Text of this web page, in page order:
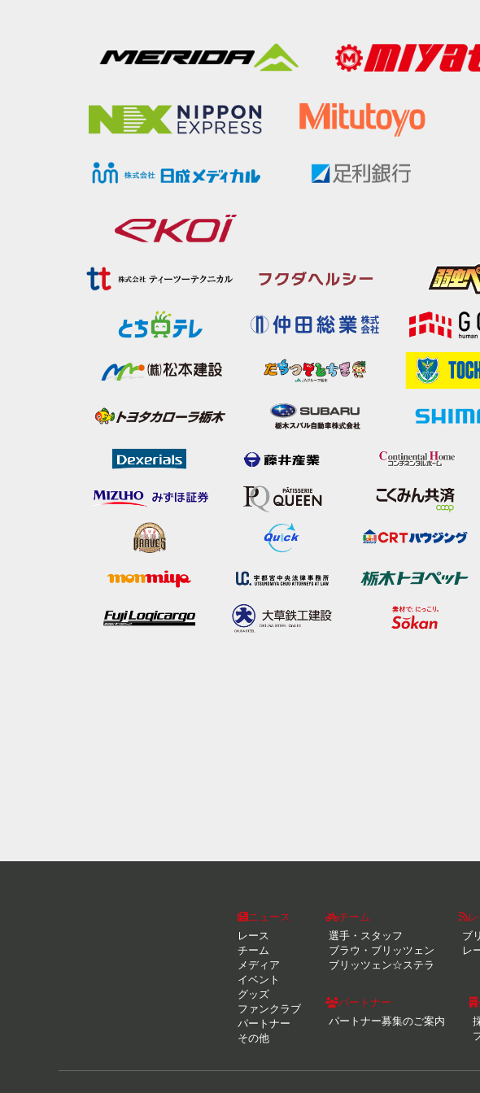
ニュース
レース
チーム
メディア
イベント
グッズ
ファンクラブ
パートナー
その他
チーム
選手・スタッフ
ブラウ・ブリッツェン
ブリッツェン☆ステラ
レ
ブ
レ
パートナー
パートナー募集のご案内